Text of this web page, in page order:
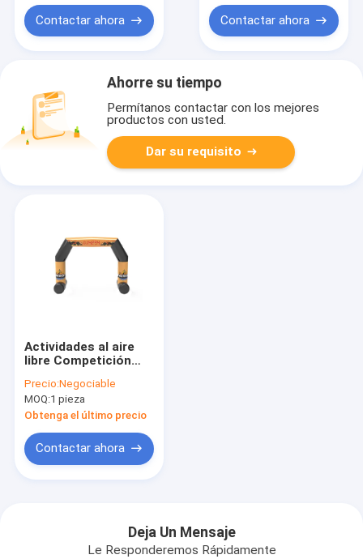
Contactar ahora Contactar ahora
Ahorre su tiempo
Permítanos contactar con los mejores
productos con usted.
Dar su requisito
Actividades al aire
libre Competición
y final para eventos
de fiesta
Precio:Negociable
MOQ:1 pieza
Obtenga el último precio
Contactar ahora
Deja Un Mensaje
Le Responderemos Rápidamente